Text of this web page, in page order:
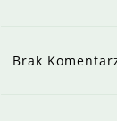
Brak